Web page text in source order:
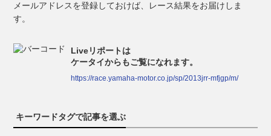
メールアドレスを登録しておけば、レース結果をお届けしま
す。
Liveリポートは
ケータイからもご覧になれます。
https://race.yamaha-motor.co.jp/sp/2013jrr-mfjgp/m/
キーワードタグで記事を選ぶ